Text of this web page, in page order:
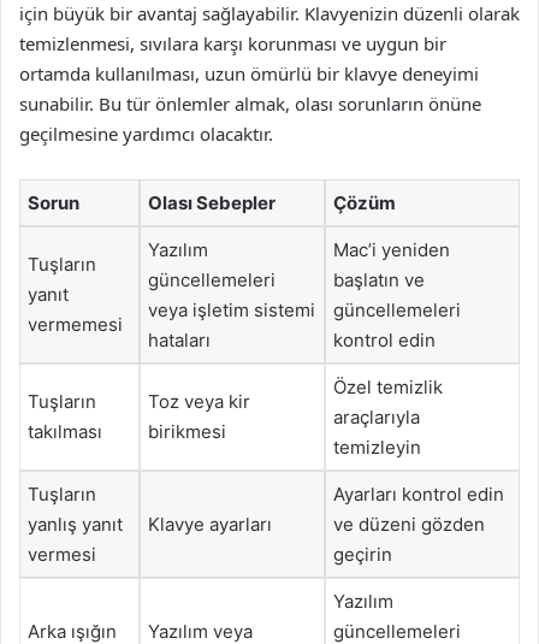
için büyük bir avantaj sağlayabilir. Klavyenizin düzenli olarak
temizlenmesi, sıvılara karşı korunması ve uygun bir
ortamda kullanılması, uzun ömürlü bir klavye deneyimi
sunabilir. Bu tür önlemler almak, olası sorunların önüne
geçilmesine yardımcı olacaktır.
Sorun Olası Sebepler Çözüm
Tuşların
yanıt
vermemesi
Yazılım
güncellemeleri
veya işletim sistemi
hataları
Mac’i yeniden
başlatın ve
güncellemeleri
kontrol edin
Tuşların
takılması
Toz veya kir
birikmesi
Özel temizlik
araçlarıyla
temizleyin
Tuşların
yanlış yanıt
vermesi
Klavye ayarları
Ayarları kontrol edin
ve düzeni gözden
geçirin
Arka ışığın
Yazılım veya
Yazılım
güncellemeleri